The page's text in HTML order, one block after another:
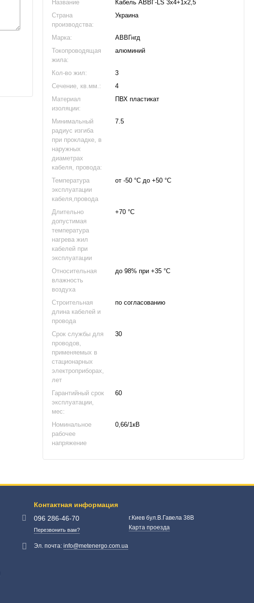
Название
Кабель АВВГ-LS 3х4+1х2,5
Страна
производства:
Украина
Марка:
АВВГнгд
Токопроводящая
жила:
алюминий
Кол-во жил:
3
Сечение, кв.мм.:
4
Материал
изоляции:
ПВХ пластикат
Минимальный
радиус изгиба
при прокладке, в
наружных
диаметрах
кабеля, провода:
7.5
Температура
эксплуатации
кабеля,провода
от -50 °С до +50 °С
Длительно
допустимая
температура
нагрева жил
кабелей при
эксплуатации
+70 °С
Относительная
влажность
воздуха
до 98% при +35 °С
Строительная
длина кабелей и
провода
по согласованию
Срок службы для
проводов,
применяемых в
стационарных
электроприборах,
лет
30
Гарантийный срок
эксплуатации,
мес:
60
Номинальное
рабочее
напряжение
0,66/1кВ
Контактная информация
096 286-46-70
Перезвонить вам?
г.Киев бул.В.Гавела 38В
Карта проезда
Эл. почта:info@metenergo.com.ua